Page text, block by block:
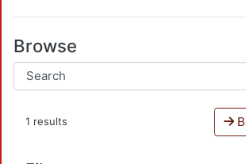
Browse
1 results